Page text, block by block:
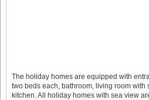
The holiday homes are equipped with
two beds each, bathroom, living room with
kitchen. All holiday homes with sea view